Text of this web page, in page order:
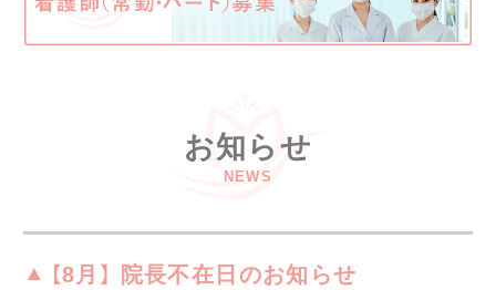
お知らせ
NEWS
【8月】 院長不在日のお知らせ